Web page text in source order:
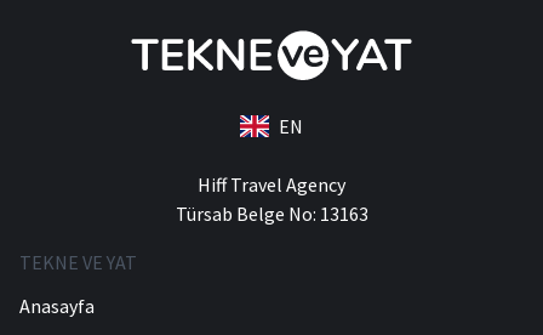
EN
Hiff Travel Agency
Türsab Belge No: 13163
TEKNE VE YAT
Anasayfa